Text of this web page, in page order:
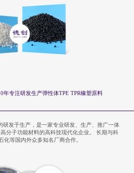
年专注研发生产弹性体TPE TPR橡塑原料
研发于生产，是一家专业研发、生产、推广一体
分子功能材料的高科技现代化企业。 长期与科
化等国内外众多知名厂商合作。